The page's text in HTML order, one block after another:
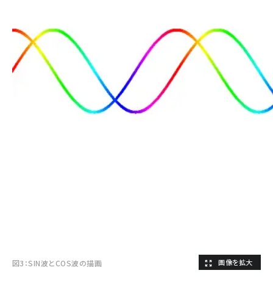
図3：SIN波とCOS波の描画